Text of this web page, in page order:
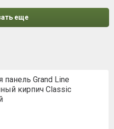
еще
панель Grand Line
кирпич Classic